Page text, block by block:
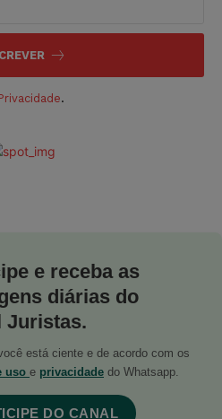
.
e receba as
diárias do
Juristas.
está ciente e de acordo com os
uso e privacidade do Whatsapp.
DO CANAL